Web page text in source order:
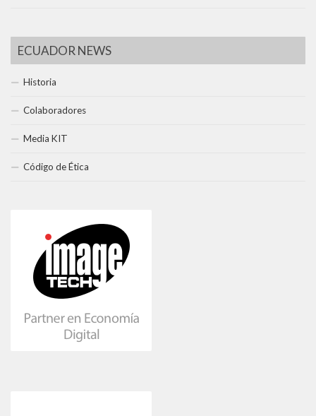
ECUADOR NEWS
Historia
Colaboradores
Media KIT
Código de Ética